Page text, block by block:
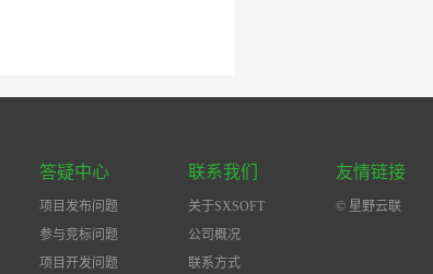
答疑中心
项目发布问题
参与竞标问题
项目开发问题
联系我们
关于SXSOFT
公司概况
联系方式
友情链接
© 星野云联